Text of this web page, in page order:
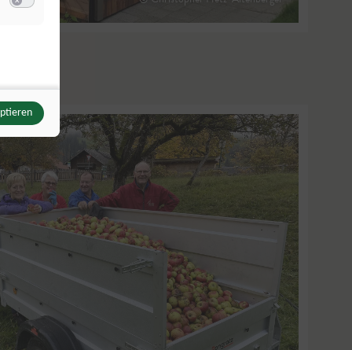
Switch zum Einwilligen bzw. Ablehnen des Dienstes Meta Pixel